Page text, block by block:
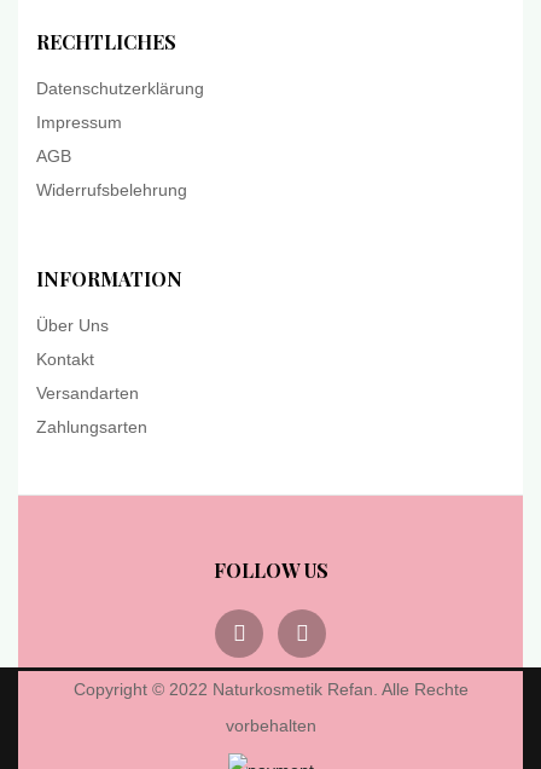
RECHTLICHES
Datenschutzerklärung
Impressum
AGB
Widerrufsbelehrung
INFORMATION
Über Uns
Kontakt
Versandarten
Zahlungsarten
FOLLOW US
Copyright © 2022 Naturkosmetik Refan. Alle Rechte
vorbehalten